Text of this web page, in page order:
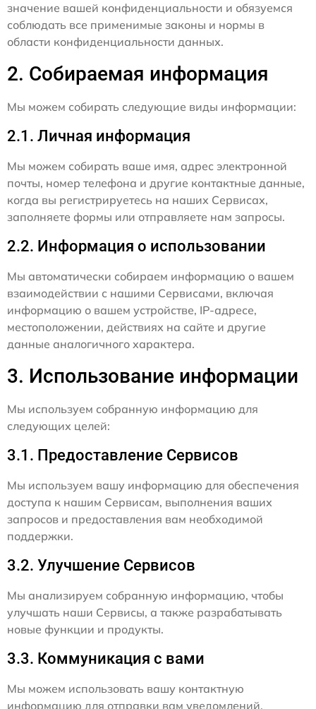
значение вашей конфиденциальности и обязуемся
соблюдать все применимые законы и нормы в
области конфиденциальности данных.
2. Собираемая информация
Мы можем собирать следующие виды информации:
2.1. Личная информация
Мы можем собирать ваше имя, адрес электронной
почты, номер телефона и другие контактные данные,
когда вы регистрируетесь на наших Сервисах,
заполняете формы или отправляете нам запросы.
2.2. Информация о использовании
Мы автоматически собираем информацию о вашем
взаимодействии с нашими Сервисами, включая
информацию о вашем устройстве, IP-адресе,
местоположении, действиях на сайте и другие
данные аналогичного характера.
3. Использование информации
Мы используем собранную информацию для
следующих целей:
3.1. Предоставление Сервисов
Мы используем вашу информацию для обеспечения
доступа к нашим Сервисам, выполнения ваших
запросов и предоставления вам необходимой
поддержки.
3.2. Улучшение Сервисов
Мы анализируем собранную информацию, чтобы
улучшать наши Сервисы, а также разрабатывать
новые функции и продукты.
3.3. Коммуникация с вами
Мы можем использовать вашу контактную
информацию для отправки вам уведомлений,